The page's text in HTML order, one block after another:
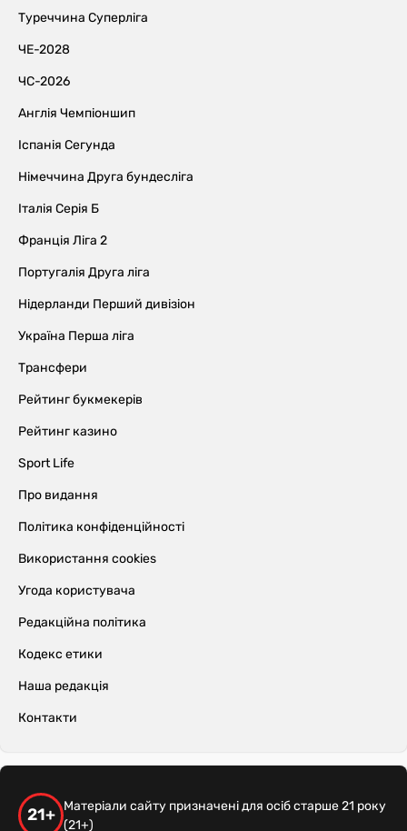
Туреччина Суперліга
ЧЕ-2028
ЧС-2026
Англія Чемпіоншип
Іспанія Сегунда
Німеччина Друга бундесліга
Італія Серія Б
Франція Ліга 2
Португалія Друга ліга
Нідерланди Перший дивізіон
Україна Перша ліга
Трансфери
Рейтинг букмекерів
Рейтинг казино
Sport Life
Про видання
Політика конфіденційності
Використання cookies
Угода користувача
Редакційна політика
Кодекс етики
Наша редакція
Контакти
21+
Матеріали сайту призначені для осіб старше 21 року
(21+)